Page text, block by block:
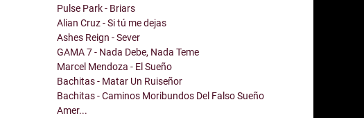
Pulse Park - Briars
Alian Cruz - Si tú me dejas
Ashes Reign - Sever
GAMA 7 - Nada Debe, Nada Teme
Marcel Mendoza - El Sueño
Bachitas - Matar Un Ruiseñor
Bachitas - Caminos Moribundos Del Falso Sueño
Amer...